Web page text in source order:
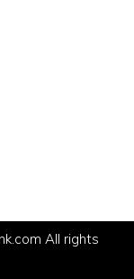
All rights